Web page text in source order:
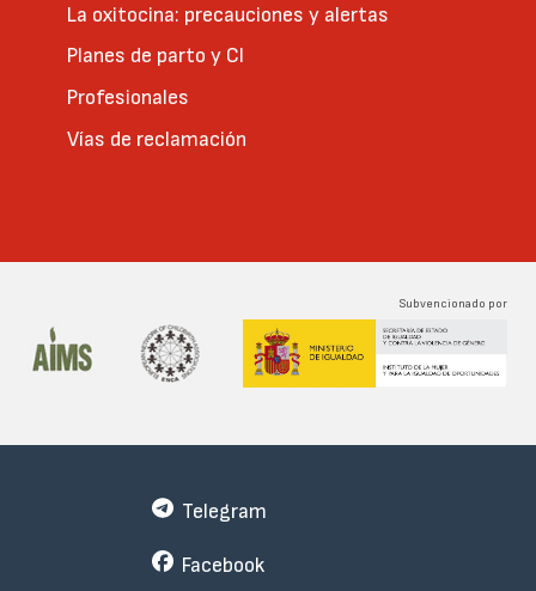
La oxitocina: precauciones y alertas
Planes de parto y CI
Profesionales
Vías de reclamación
Subvencionado por
Telegram
Facebook